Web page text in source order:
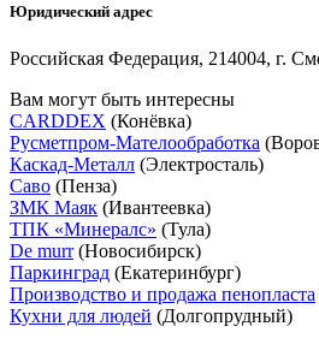
Юридический адрес
Российская Федерация, 214004, г.
Вам могут быть интересны
CARDDEX (Конёвка)
Русметпром-Мателообработка
Каскад-Металл (Электросталь)
Саво (Пенза)
ЗМК Маяк (Ивантеевка)
ТПК «Минералс» (Тула)
De murr(Новосибирск)
Паркинград (Екатеринбург)
Производство и продажа пенопласта
Кухни для людей (Долгопрудный)